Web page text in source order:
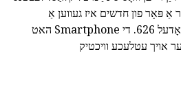
דעסירע 620 נאָר אַ פּאָר פון חדשים איז געווען אַ
יונגערמאַן אין די קראָם, די מאָדעל 626. די Smartphone האט
אויך עטלעכע וויכטיק